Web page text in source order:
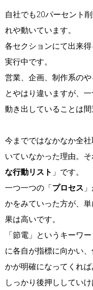
自社でも20パーセント
れや動いています。
各セクションにて出来得
実行中です。
営業、企画、制作系の
とやはり違いますが、
動き出していることは間
今までではなかなか全
いていなかった理由。
な行動リスト 」です。
一つ一つの「プロセス
かをみていった方が、
果は高いです。
「節電」というキーワ
に各自が指標に向かい
かが明確になってくれ
しっかり後押ししてい